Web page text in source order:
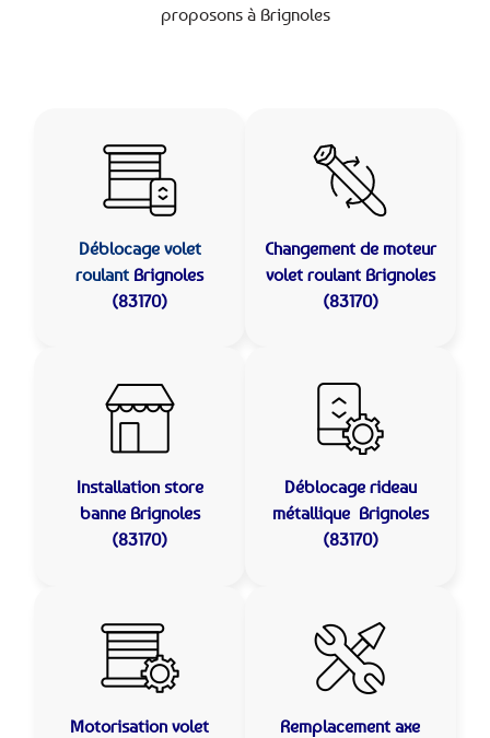
proposons à Brignoles
Déblocage volet
roulant Brignoles
(83170)
Changement de moteur
volet roulant Brignoles
(83170)
Installation store
banne Brignoles
(83170)
Déblocage rideau
métallique Brignoles
(83170)
Motorisation volet
Remplacement axe